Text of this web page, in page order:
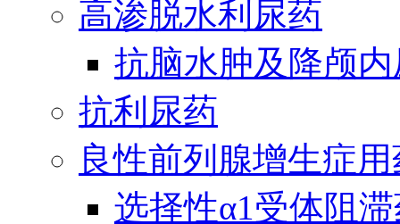
高渗脱水利尿药
抗脑水肿及降颅
抗利尿药
良性前列腺增生症
选择性α1受体阻